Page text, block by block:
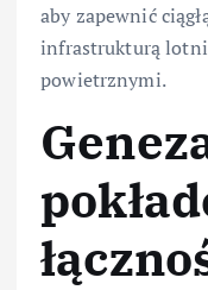
aby zapewnić
infrastrukturą
powietrznymi.